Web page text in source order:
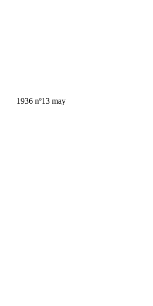
1936 nº13 may